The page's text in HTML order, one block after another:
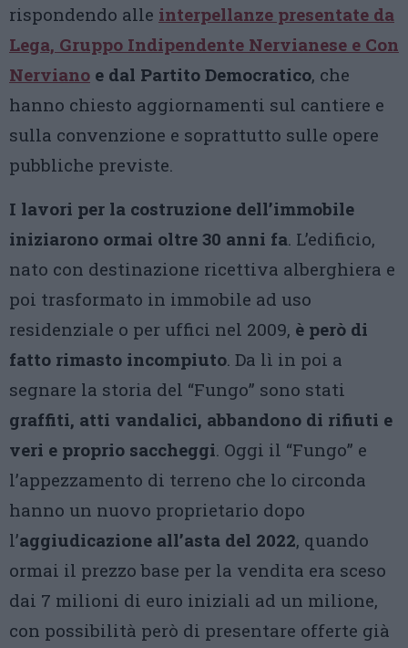
rispondendo alle interpellanze presentate da
Lega, Gruppo Indipendente Nervianese e Con
Nerviano e dal Partito Democratico, che
hanno chiesto aggiornamenti sul cantiere e
sulla convenzione e soprattutto sulle opere
pubbliche previste.
I lavori per la costruzione dell’immobile
iniziarono ormai oltre 30 anni fa. L’edificio,
nato con destinazione ricettiva alberghiera e
poi trasformato in immobile ad uso
residenziale o per uffici nel 2009, è però di
fatto rimasto incompiuto. Da lì in poi a
segnare la storia del “Fungo” sono stati
graffiti, atti vandalici, abbandono di rifiuti e
veri e proprio saccheggi. Oggi il “Fungo” e
l’appezzamento di terreno che lo circonda
hanno un nuovo proprietario dopo
l’aggiudicazione all’asta del 2022, quando
ormai il prezzo base per la vendita era sceso
dai 7 milioni di euro iniziali ad un milione,
con possibilità però di presentare offerte già